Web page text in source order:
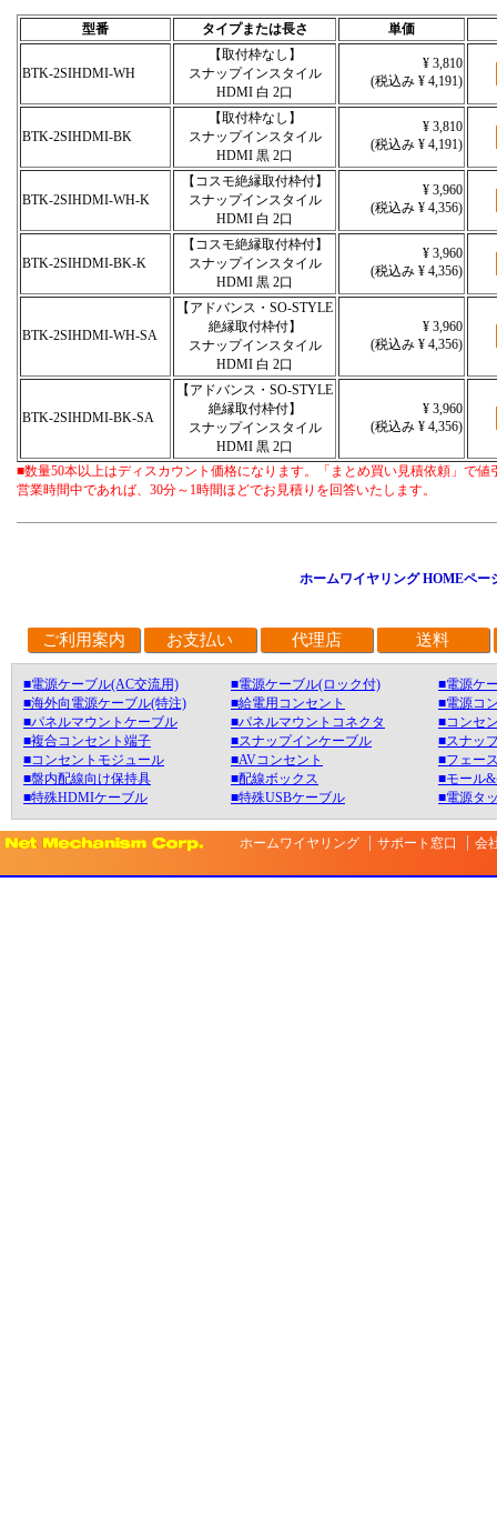
型番 タイプまたは長さ 単価
BTK-2SIHDMI-WH
【取付枠なし】
スナップインスタイル
HDMI 白 2口
¥ 3,810
(税込み ¥ 4,191)
BTK-2SIHDMI-BK
【取付枠なし】
スナップインスタイル
HDMI 黒 2口
¥ 3,810
(税込み ¥ 4,191)
BTK-2SIHDMI-WH-K
【コスモ絶縁取付枠付】
スナップインスタイル
HDMI 白 2口
¥ 3,960
(税込み ¥ 4,356)
BTK-2SIHDMI-BK-K
【コスモ絶縁取付枠付】
スナップインスタイル
HDMI 黒 2口
¥ 3,960
(税込み ¥ 4,356)
BTK-2SIHDMI-WH-SA
【アドバンス・SO-STYLE
絶縁取付枠付】
スナップインスタイル
HDMI 白 2口
¥ 3,960
(税込み ¥ 4,356)
BTK-2SIHDMI-BK-SA
【アドバンス・SO-STYLE
絶縁取付枠付】
スナップインスタイル
HDMI 黒 2口
¥ 3,960
(税込み ¥ 4,356)
■数量50本以上はディスカウント価格になります。「まとめ買い見積依頼」で値
営業時間中であれば、30分～1時間ほどでお見積りを回答いたします。
ホームワイヤリング HOMEペー
ご利用案内 お支払い 代理店 送料
■電源ケーブル(AC交流用) ■電源ケーブル(ロック付)
■電源ケ
■海外向電源ケーブル(特注)
■給電用コンセント
■電源コ
■パネルマウントケーブル
■パネルマウントコネクタ
■コンセ
■複合コンセント端子
■スナップインケーブル
■スナッ
■コンセントモジュール
■AVコンセント
■フェー
■盤内配線向け保持具
■配線ボックス
■モール
■特殊HDMIケーブル
■特殊USBケーブル ■電源タ
ホームワイヤリング サポート窓口 会